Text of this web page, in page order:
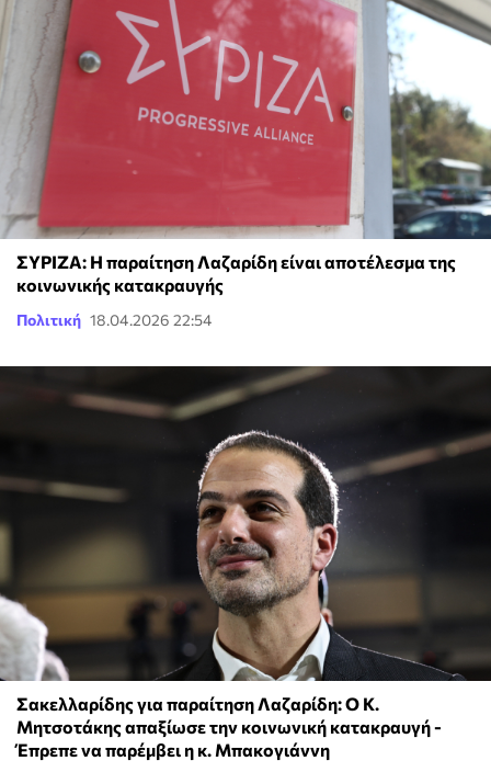
ΣΥΡΙΖΑ: Η παραίτηση Λαζαρίδη είναι αποτέλεσμα της
κοινωνικής κατακραυγής
Πολιτική 18.04.2026 22:54
Σακελλαρίδης για παραίτηση Λαζαρίδη: Ο Κ.
Μητσοτάκης απαξίωσε την κοινωνική κατακραυγή -
Έπρεπε να παρέμβει η κ. Μπακογιάννη